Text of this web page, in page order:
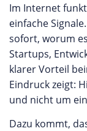
Im Internet
einfache
sofort, worum
Startups,
klarer Vorteil
Eindruck zeigt:
und nicht um
Dazu kommt,